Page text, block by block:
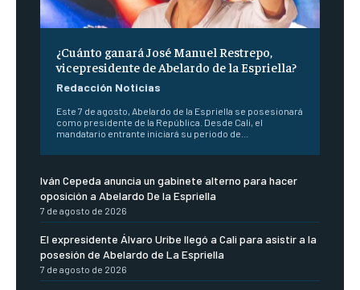
¿Cuánto ganará José Manuel Restrepo,
vicepresidente de Abelardo de la Espriella?
Redacción Noticias
Este 7 de agosto, Abelardo de la Espriella se posesionará
como presidente de la República. Desde Cali, el
mandatario entrante iniciará su periodo de...
Iván Cepeda anuncia un gabinete alterno para hacer
oposición a Abelardo De la Espriella
7 de agosto de 2026
El expresidente Álvaro Uribe llegó a Cali para asistir a la
posesión de Abelardo de La Espriella
7 de agosto de 2026